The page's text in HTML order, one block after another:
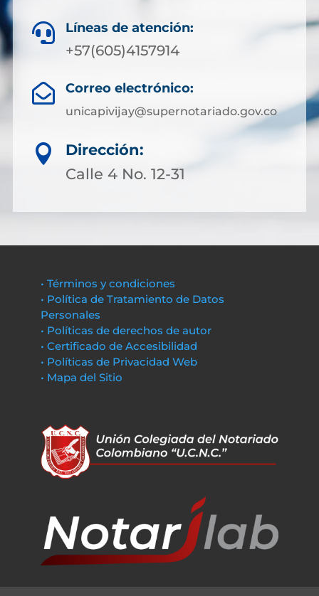
 Líneas de atención:
+57(605)4157914
 Correo electrónico:
unicapivijay@supernotariado.gov.co

Dirección:
Calle 4 No. 12-31
• Términos y condiciones
• Política de Tratamiento de Datos
Personales
• Políticas de derechos de autor
• Certificado de Accesibilidad
• Políticas de Privacidad Web
• Mapa del Sitio